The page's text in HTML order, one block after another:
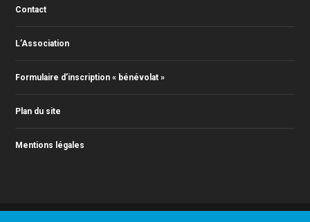
Contact
L’Association
Formulaire d’inscription « bénévolat »
Plan du site
Mentions légales